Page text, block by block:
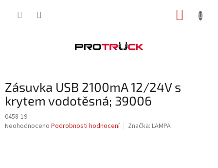
Zásuvka USB 2100mA 12/24V s
krytem vodotěsná; 39006
0458-19
Průměrné
Neohodnoceno Podrobnosti hodnocení Značka: LAMPA